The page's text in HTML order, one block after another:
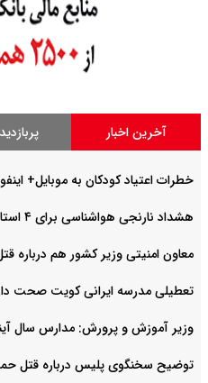
آخرین اخبار
خطرات اعتیاد کودکان به موبایل+
هشداد نارنجی هواشناسی برای ۴ استان صادر شد
معاون امنیتی وزیر کشور هم درباره
تعطیلی مدرسه ایرانی کویت صحت
وزیر آموزش و پرورش: مدارس سال
توضیح سخنگوی پلیس درباره قتل